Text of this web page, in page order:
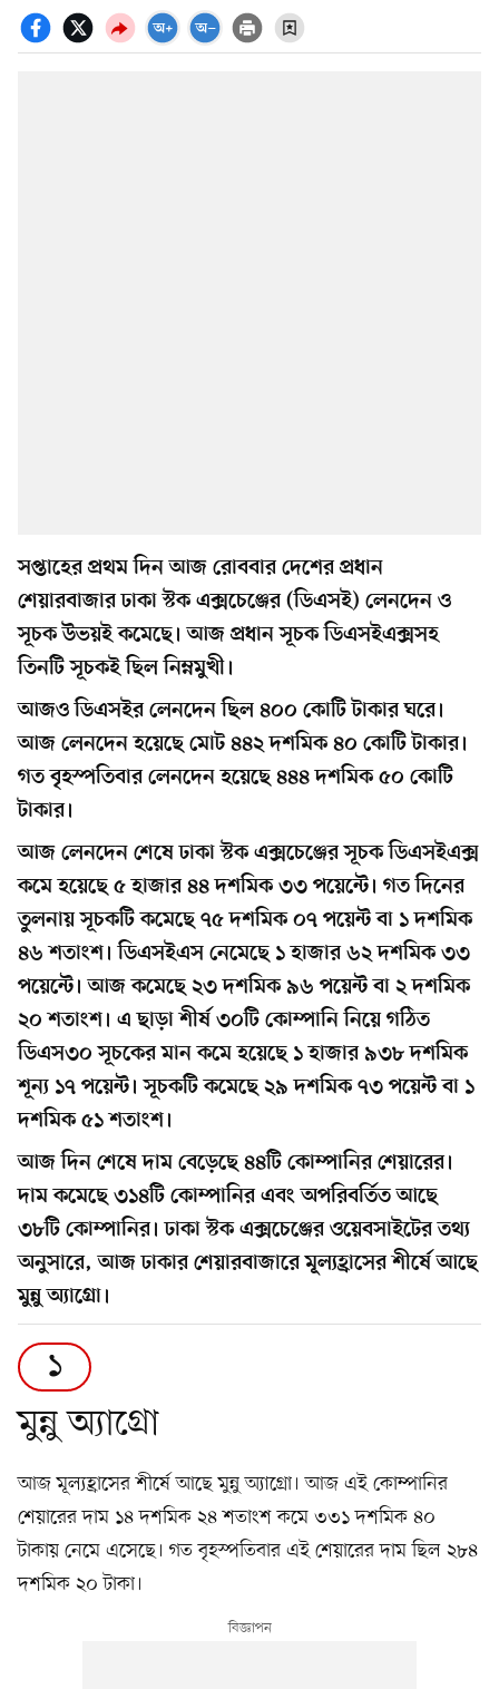
সপ্তাহের প্রথম দিন আজ রোববার দেশের প্রধান
শেয়ারবাজার ঢাকা স্টক এক্সচেঞ্জের (ডিএসই) লেনদেন ও
সূচক উভয়ই কমেছে। আজ প্রধান সূচক ডিএসইএক্সসহ
তিনটি সূচকই ছিল নিম্নমুখী।
আজও ডিএসইর লেনদেন ছিল ৪০০ কোটি টাকার ঘরে।
আজ লেনদেন হয়েছে মোট ৪৪২ দশমিক ৪০ কোটি টাকার।
গত বৃহস্পতিবার লেনদেন হয়েছে ৪৪৪ দশমিক ৫০ কোটি
টাকার।
আজ লেনদেন শেষে ঢাকা স্টক এক্সচেঞ্জের সূচক ডিএসইএক্স
কমে হয়েছে ৫ হাজার ৪৪ দশমিক ৩৩ পয়েন্টে। গত দিনের
তুলনায় সূচকটি কমেছে ৭৫ দশমিক ০৭ পয়েন্ট বা ১ দশমিক
৪৬ শতাংশ। ডিএসইএস নেমেছে ১ হাজার ৬২ দশমিক ৩৩
পয়েন্টে। আজ কমেছে ২৩ দশমিক ৯৬ পয়েন্ট বা ২ দশমিক
২০ শতাংশ। এ ছাড়া শীর্ষ ৩০টি কোম্পানি নিয়ে গঠিত
ডিএস৩০ সূচকের মান কমে হয়েছে ১ হাজার ৯৩৮ দশমিক
শূন্য ১৭ পয়েন্ট। সূচকটি কমেছে ২৯ দশমিক ৭৩ পয়েন্ট বা ১
দশমিক ৫১ শতাংশ।
আজ দিন শেষে দাম বেড়েছে ৪৪টি কোম্পানির শেয়ারের।
দাম কমেছে ৩১৪টি কোম্পানির এবং অপরিবর্তিত আছে
৩৮টি কোম্পানির। ঢাকা স্টক এক্সচেঞ্জের ওয়েবসাইটের তথ্য
অনুসারে, আজ ঢাকার শেয়ারবাজারে মূল্যহ্রাসের শীর্ষে আছে
মুন্নু অ্যাগ্রো।
১
মুন্নু অ্যাগ্রো
আজ মূল্যহ্রাসের শীর্ষে আছে মুন্নু অ্যাগ্রো। আজ এই কোম্পানির
শেয়ারের দাম ১৪ দশমিক ২৪ শতাংশ কমে ৩৩১ দশমিক ৪০
টাকায় নেমে এসেছে। গত বৃহস্পতিবার এই শেয়ারের দাম ছিল ২৮৪
দশমিক ২০ টাকা।